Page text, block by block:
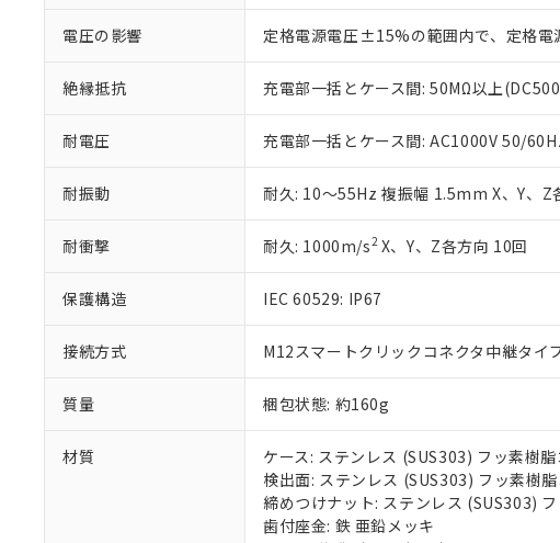
電圧の影響 定格電源電圧±15%の範囲内で、定格
絶縁抵抗 充電部一括とケース間: 50MΩ以上
耐電圧 充電部一括とケース間: AC1000V 50/
耐振動 耐久: 10～55Hz 複振幅 1.5mm X、Y、Z
耐衝撃 耐久: 1000m/s2X、Y、Z各方向 10回
保護構造 IEC 60529: IP67
接続方式 M12スマートクリックコネクタ中継タイ
質量 梱包状態: 約160g
材質
ケース: ステンレス (SUS303) フッ素樹
検出面: ステンレス (SUS303) フッ素樹
締めつけナット: ステンレス (SUS303)
歯付座金: 鉄 亜鉛メッキ
※当社の共同利用者と
いる法人を指します。
下記の非含有証明書をダウ
51物質の非含有証明書（当
※本証明書は発行日時点で
また、RoHS指令のフタル
混在することから備考欄に
既に当社にて対応品への在
り割愛しております。